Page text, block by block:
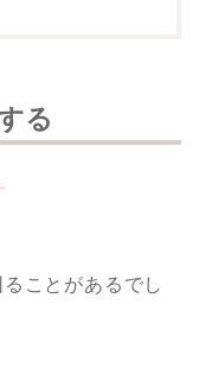
る
ことがあるでし